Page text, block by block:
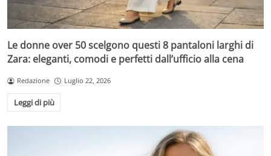
Le donne over 50 scelgono questi 8 pantaloni larghi di
Zara: eleganti, comodi e perfetti dall’ufficio alla cena
Redazione Luglio 22, 2026
Leggi di più